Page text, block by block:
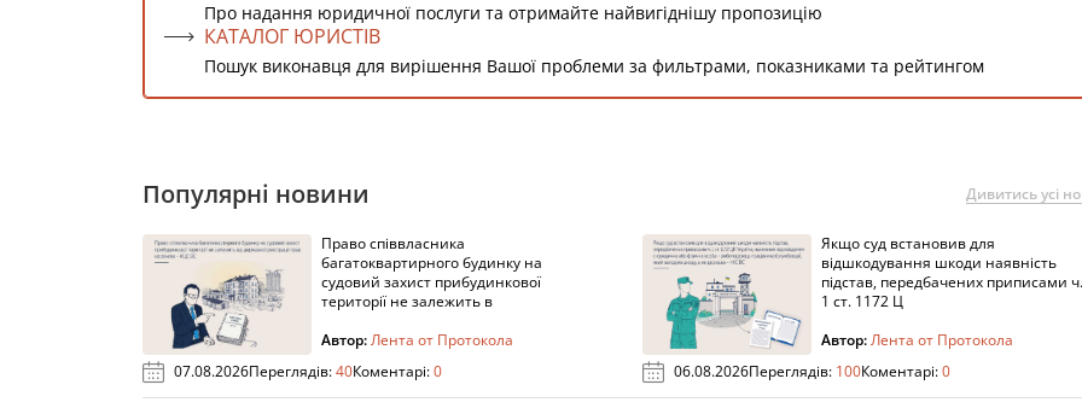
Про надання юридичної послуги та отримайте найвигіднішу пропозицію
КАТАЛОГ ЮРИСТІВ
Пошук виконавця для вирішення Вашої проблеми за фильтрами, показниками та рейтингом
Популярні новини Дивитись усі
Право співвласника
багатоквартирного будинку на
судовий захист прибудинкової
території не залежить в
Автор:Лента от Протокола
07.08.2026Переглядів:40Коментарі:0
Якщо суд встановив для
відшкодування шкоди наявність
підстав, передбачених приписами ч.
1 ст. 1172 Ц
Автор:Лента от Протокола
06.08.2026Переглядів: 100Коментарі:0